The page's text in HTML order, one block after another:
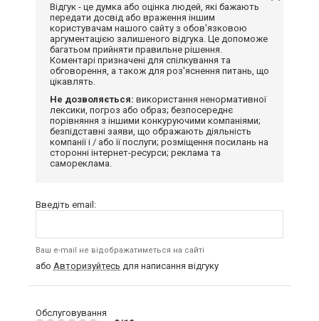
Відгук - це думка або оцінка людей, які бажають
передати досвід або враження іншим
користувачам нашого сайту з обов'язковою
аргументацією залишеного відгука. Це допоможе
багатьом прийняти правильне рішення.
Коментарі призначені для спілкування та
обговорення, а також для роз'яснення питань, що
цікавлять.
Не дозволяється: використання ненормативної
лексики, погроз або образ; безпосереднє
порівняння з іншими конкуруючими компаніями;
безпідставні заяви, що ображають діяльність
компанії і / або її послуги; розміщення посилань на
сторонні інтернет-ресурси; реклама та
самореклама.
Введіть email:
Ваш e-mail не відображатиметься на сайті
або Авторизуйтесь для написання відгуку
Обслуговування